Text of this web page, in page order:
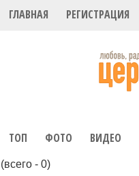
ГЛАВНАЯ РЕГИСТРАЦИЯ
ТОП ФОТО ВИДЕО
(всего - 0)